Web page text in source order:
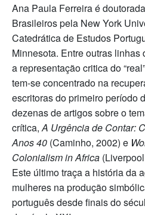
Ana Paula Ferreira é
Brasileiros pela New York
Catedrática de Estudos
Minnesota. Entre outras
a representação critica do
tem-se concentrado na
escritoras do primeiro período
dezenas de artigos sobre o
crítica,A Urgência de Contar:
Anos 40 (Caminho, 2002) e
Colonialism in Africa
Este último traça a história da
mulheres na produção
português desde finais do